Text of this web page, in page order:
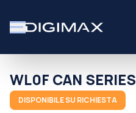
WL0F CAN SERIES
DISPONIBILE SU RICHIESTA